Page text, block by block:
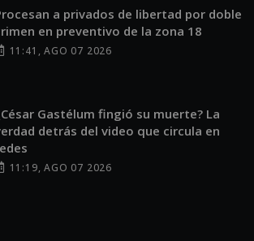
a privados de libertad por doble
en preventivo de la zona 18
11:41, AGO 07 2026
Gastélum fingió su muerte? La
detrás del video que circula en
11:19, AGO 07 2026